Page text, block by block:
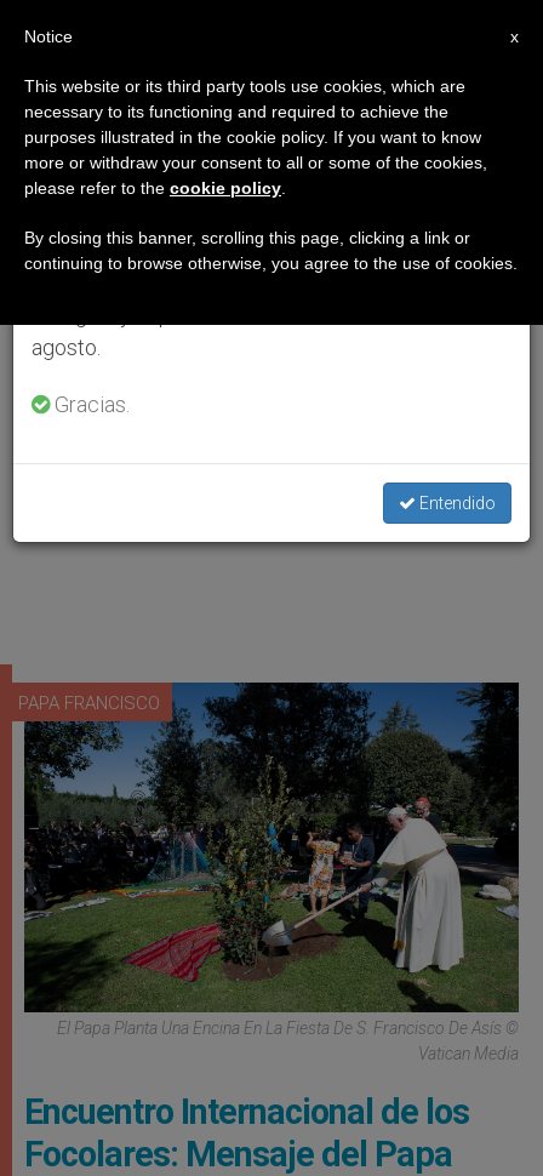
PAPA FRANCISCO
El Papa Planta Una Encina En La Fiesta De S. Francisco De Asís ©
Vatican Media
Encuentro Internacional de los
Focolares: Mensaje del Papa
×
Aviso importante
Del 27 de julio al 7 de agosto haremos la pausa
anual, aprovechando que en el periodo de verano
se generan menos informaciones y también el
agosto.
Gracias.
Entendido
x
Notice
This website or its third party tools use cookies, which are
necessary to its functioning and required to achieve the
purposes illustrated in the cookie policy. If you want to know
more or withdraw your consent to all or some of the cookies,
please refer to the cookie policy
By closing this banner, scrolling this page, clicking a link or
continuing to browse otherwise, you agree to the use of cookies.